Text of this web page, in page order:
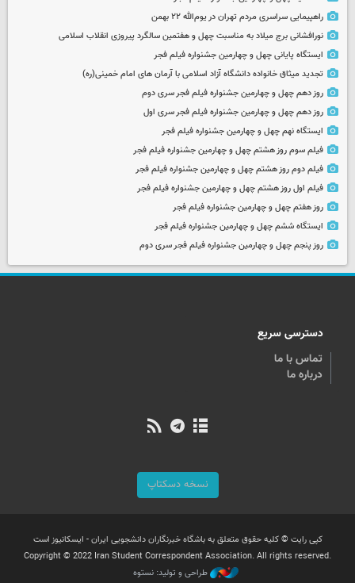
راهپیمایی سراسری مردم تهران در یوم‌الله ۲۲ بهمن
نورافشانی برج میلاد به مناسبت چهل‌ و هفتمین سالگرد پیروزی انقلاب اسلامی
ایستگاه پایانی چهل و چهارمین جشنواره فیلم فجر
تجدید میثاق خانواده دانشگاه آزاد اسلامی با آرمان های امام خمینی(ره)
روز دهم چهل و چهارمین جشنواره فیلم فجر سری دوم
روز دهم چهل و چهارمین جشنواره فیلم فجر سری اول
ایستگاه نهم چهل و چهارمین جشنواره فیلم فجر
فیلم سوم روز هشتم چهل و چهارمین جشنواره فیلم فجر
فیلم دوم روز هشتم چهل و چهارمین جشنواره فیلم فجر
فیلم اول روز هشتم چهل و چهارمین جشنواره فیلم فجر
روز هفتم چهل و چهارمین جشنواره فیلم فجر
ایستگاه ششم چهل و چهارمین جشنواره فیلم فجر
روز پنجم چهل و چهارمین جشنواره فیلم فجر سری دوم
دسترسی سریع
تماس با ما
درباره ما
نسخه دسکتاپ
کپی رایت © کلیه حقوق متعلق به باشگاه خبرنگاران دانشجویی ایران - ایسکانیوز است
Copyright © 2022 Iran Student Correspondent Association. All rights reserved.
طراحی و تولید: نستوه